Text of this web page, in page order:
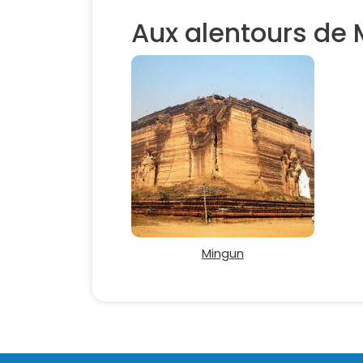
Aux alentours de
Mingun